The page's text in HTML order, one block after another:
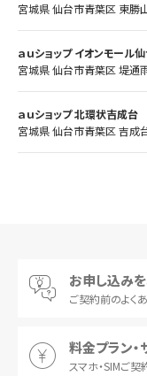
宮城県 仙台市青葉区 東勝山
ａｕショップ イオンモール
宮城県 仙台市青葉区 堤通
ａｕショップ 北環状吉成台
宮城県 仙台市青葉区 吉成台
お申し込み
ご契約前のよく
料金プラン・
スマホ・SIMご契